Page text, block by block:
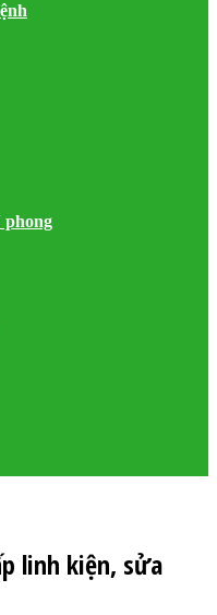
phong
linh kiện, sửa